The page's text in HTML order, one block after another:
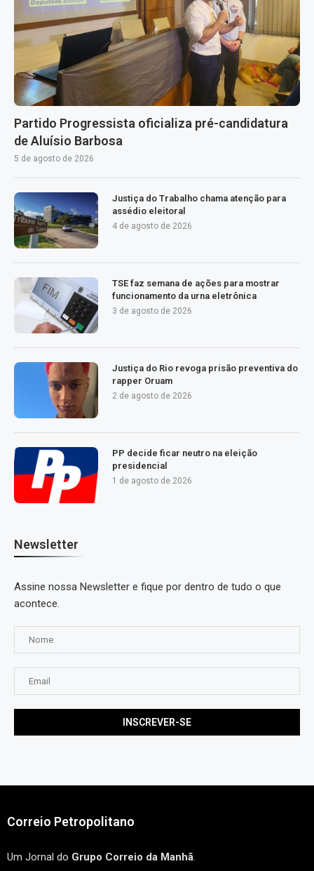
Partido Progressista oficializa pré-candidatura
de Aluísio Barbosa
5 de agosto de 2026
Justiça do Trabalho chama atenção para
assédio eleitoral
4 de agosto de 2026
TSE faz semana de ações para mostrar
funcionamento da urna eletrônica
3 de agosto de 2026
Justiça do Rio revoga prisão preventiva do
rapper Oruam
2 de agosto de 2026
PP decide ficar neutro na eleição
presidencial
1 de agosto de 2026
Newsletter
Assine nossa Newsletter e fique por dentro de tudo o que
acontece.
Correio Petropolitano
Um Jornal do Grupo Correio da Manhã.